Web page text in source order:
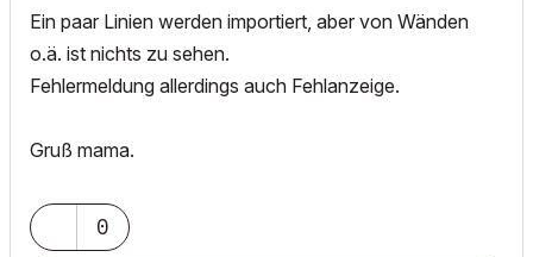
Ein paar Linien werden importiert, aber von Wänden
o.ä. ist nichts zu sehen.
Fehlermeldung allerdings auch Fehlanzeige.
Gruß mama.
0